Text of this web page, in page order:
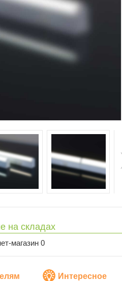
на складах
магазин 0
Интересное